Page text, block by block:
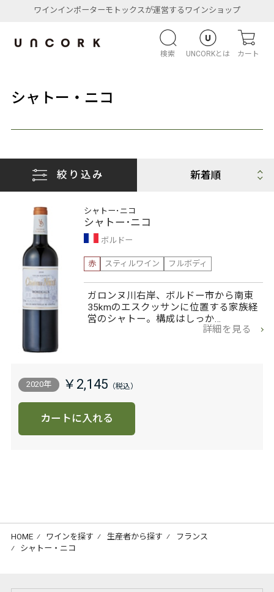
ワインインポーターモトックスが運営するワインショップ
検索 UNCORKとは カート
シャトー・ニコ
絞り込み
シャトー･ニコ
シャトー･ニコ
ボルドー
赤
スティルワイン フルボディ
ガロンヌ川右岸、ボルドー市から南東
35kmのエスクッサンに位置する家族経
営のシャトー。構成はしっか…
詳細を見る
2020年 ￥2,145
カートに入れる
HOME ⁄ ワインを探す ⁄ 生産者から探す ⁄ フランス
⁄ シャトー・ニコ